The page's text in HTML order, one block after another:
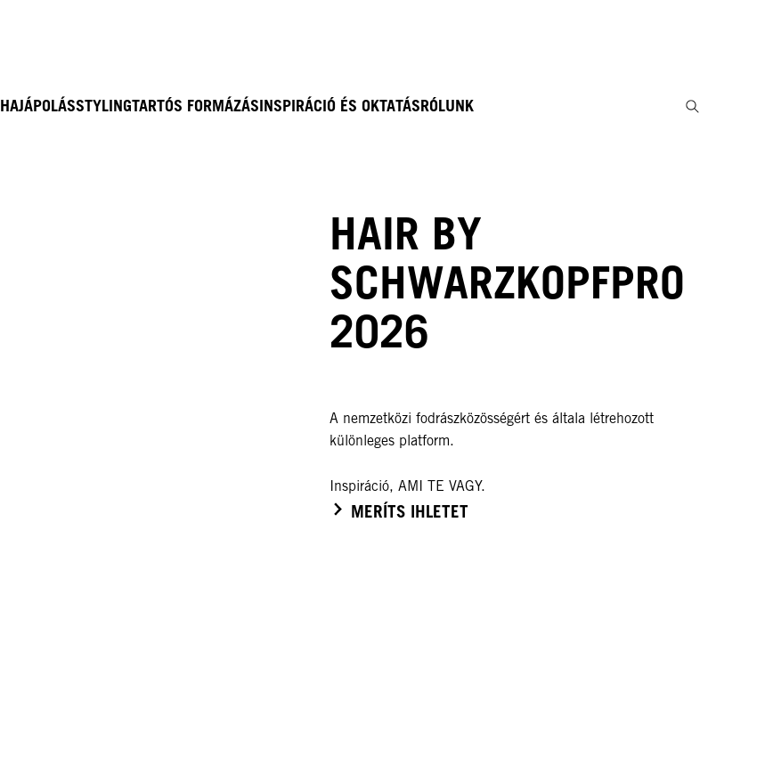
HAJÁPOLÁSSTYLINGTARTÓS FORMÁZÁSINSPIRÁCIÓ ÉS OKTATÁSRÓLUNK
HAIR BY
SCHWARZKOPFPRO
2026
A nemzetközi fodrászközösségért és általa létrehozott
különleges platform.
Inspiráció, AMI TE VAGY.
MERÍTS IHLETET